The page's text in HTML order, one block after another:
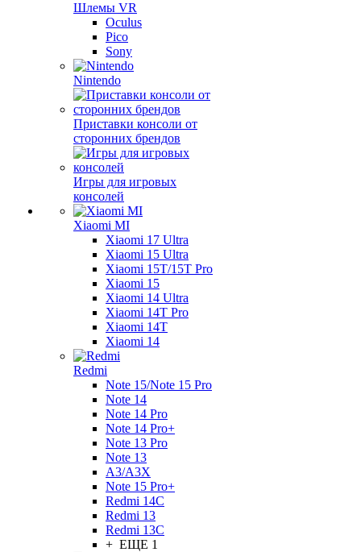
Шлемы VR
Oculus
Pico
Sony
Nintendo
Приставки консоли от
сторонних брендов
Игры для игровых
консолей
Xiaomi MI
Xiaomi 17 Ultra
Xiaomi 15 Ultra
Xiaomi 15T/15T Pro
Xiaomi 15
Xiaomi 14 Ultra
Xiaomi 14T Pro
Xiaomi 14T
Xiaomi 14
Redmi
Note 15/Note 15 Pro
Note 14
Note 14 Pro
Note 14 Pro+
Note 13 Pro
Note 13
A3/A3X
Note 15 Pro+
Redmi 14C
Redmi 13
Redmi 13C
+ ЕЩЕ 1